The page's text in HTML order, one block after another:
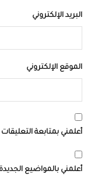
البريد الإلكتروني
الموقع الإلكتروني
أعلمني بمتابعة
أعلمني بالمواضيع